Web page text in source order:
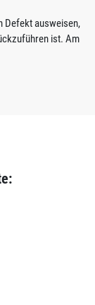
Defekt ausweisen,
ist. Am